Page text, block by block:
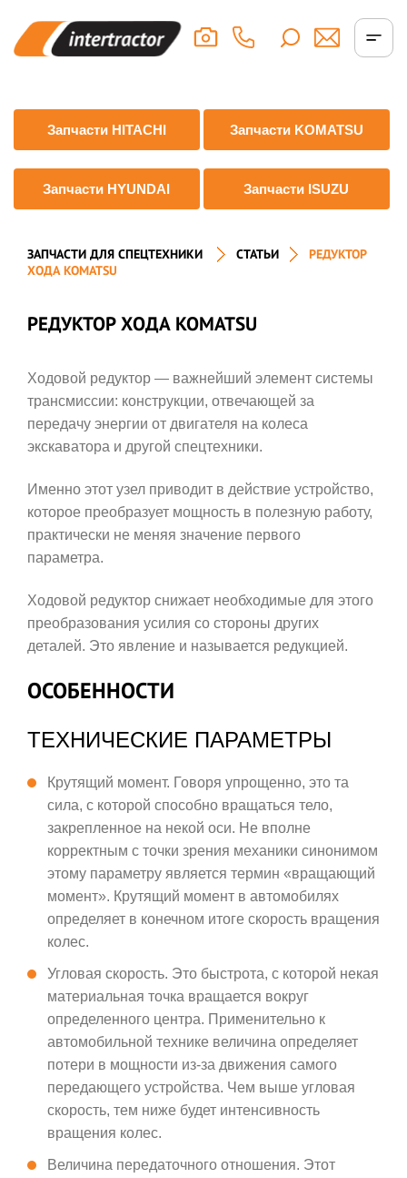
Запчасти HITACHI Запчасти KOMATSU
Запчасти HYUNDAI Запчасти ISUZU
ЗАПЧАСТИ ДЛЯ СПЕЦТЕХНИКИ СТАТЬИ
РЕДУКТОР
ХОДА KOMATSU
РЕДУКТОР ХОДА KOMATSU
Ходовой редуктор — важнейший элемент системы
трансмиссии: конструкции, отвечающей за
передачу энергии от двигателя на колеса
экскаватора и другой спецтехники.
Именно этот узел приводит в действие устройство,
которое преобразует мощность в полезную работу,
практически не меняя значение первого
параметра.
Ходовой редуктор снижает необходимые для этого
преобразования усилия со стороны других
деталей. Это явление и называется редукцией.
ОСОБЕННОСТИ
ТЕХНИЧЕСКИЕ ПАРАМЕТРЫ
Крутящий момент. Говоря упрощенно, это та
сила, с которой способно вращаться тело,
закрепленное на некой оси. Не вполне
корректным с точки зрения механики синонимом
этому параметру является термин «вращающий
момент». Крутящий момент в автомобилях
определяет в конечном итоге скорость вращения
колес.
Угловая скорость. Это быстрота, с которой некая
материальная точка вращается вокруг
определенного центра. Применительно к
автомобильной технике величина определяет
потери в мощности из-за движения самого
передающего устройства. Чем выше угловая
скорость, тем ниже будет интенсивность
вращения колес.
Величина передаточного отношения. Этот